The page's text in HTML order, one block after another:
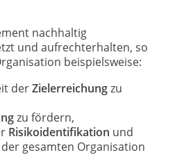
nachhaltig
und aufrechterhalten, so
beispielsweise:
derZielerreichungzu
zu fördern,
Risikoidentifikation und
gesamten Organisation